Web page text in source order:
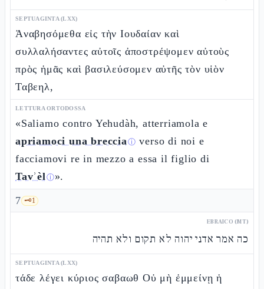
SEPTUAGINTA (LXX)
Ἀναβησόμεθα εἰς τὴν Ιουδαίαν καὶ
συλλαλήσαντες αὐτοῖς ἀποστρέψομεν αὐτοὺς
πρὸς ἡμᾶς καὶ βασιλεύσομεν αὐτῆς τὸν υἱὸν
Ταβεηλ,
LETTURA ORTODOSSA
«Saliamo contro Yehudàh, atterriamola e
apriamoci una brecciaⓘ verso di noi e
facciamovi re in mezzo a essa il figlio di
Tavʾèlⓘ».
7 🗝️1
EBRAICO (MT)
כה אמר אדני יהוה לא תקום ולא תהיה
SEPTUAGINTA (LXX)
τάδε λέγει κύριος σαβαωθ Οὐ μὴ ἐμμείνῃ ἡ